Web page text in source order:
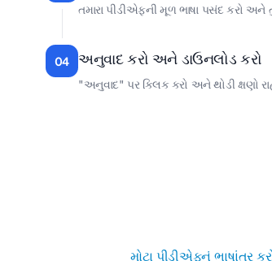
તમારા પીડીએફની મૂળ ભાષા પસંદ કરો અને
04 અનુવાદ કરો અને ડાઉનલોડ કરો
"અનુવાદ" પર ક્લિક કરો અને થોડી ક્ષણો
મોટા પીડીએફનું ભાષાંતર